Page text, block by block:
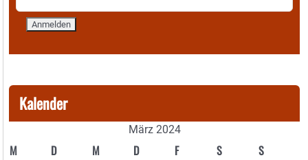
Kalender
März 2024
M D M D F S S